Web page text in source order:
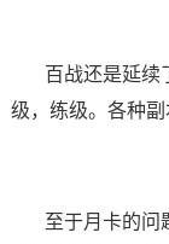
百战还是延续了
级，练级。各种副
至于月卡的问题